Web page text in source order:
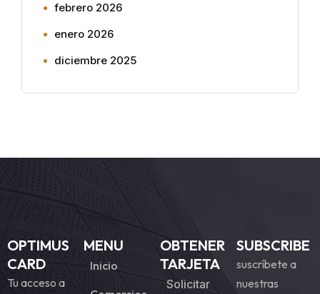
febrero 2026
enero 2026
diciembre 2025
OPTIMUS
CARD
Tu acceso a
MENU
Inicio
OBTENER
TARJETA
Solicitar
SUBSCRIBE
suscríbete a
nuestras